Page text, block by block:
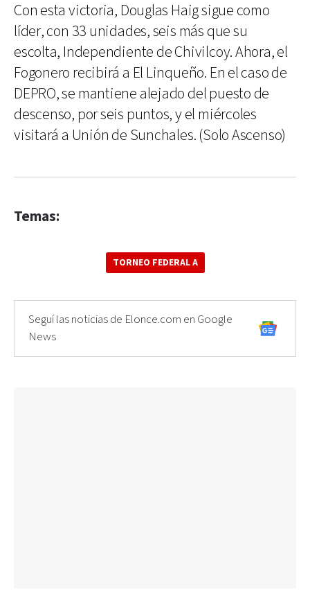
Con esta victoria, Douglas Haig sigue como
líder, con 33 unidades, seis más que su
escolta, Independiente de Chivilcoy. Ahora, el
Fogonero recibirá a El Linqueño. En el caso de
DEPRO, se mantiene alejado del puesto de
descenso, por seis puntos, y el miércoles
visitará a Unión de Sunchales. (Solo Ascenso)
Temas:
TORNEO FEDERAL A
Seguí las noticias de Elonce.com en Google
News